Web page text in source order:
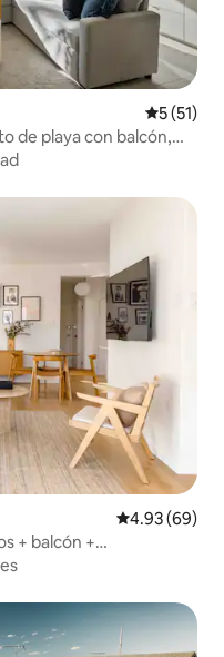
5 (51)
de playa con balcón,
Calificación
4.93 (69)
+ balcón +